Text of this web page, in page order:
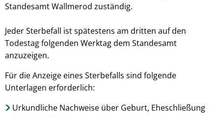
Standesamt Wallmerod zuständig.
Jeder Sterbefall ist spätestens am dritten auf den
Todestag folgenden Werktag dem Standesamt
anzuzeigen.
Für die Anzeige eines Sterbefalls sind folgende
Unterlagen erforderlich:
Urkundliche Nachweise über Geburt, Eheschließung